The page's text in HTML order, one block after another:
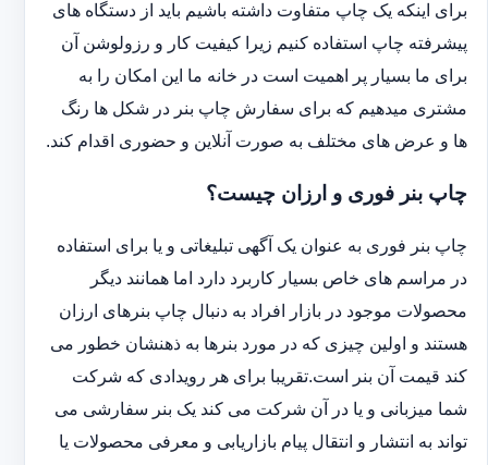
برای اینکه یک چاپ متفاوت داشته باشیم باید از دستگاه های
پیشرفته چاپ استفاده کنیم زیرا کیفیت کار و رزولوشن آن
برای ما بسیار پر اهمیت است در خانه ما این امکان را به
مشتری میدهیم که برای سفارش چاپ بنر در شکل ها رنگ
ها و عرض های مختلف به صورت آنلاین و حضوری اقدام کند.
چاپ بنر فوری و ارزان چیست؟
چاپ بنر فوری به عنوان یک آگهی تبلیغاتی و یا برای استفاده
در مراسم های خاص بسیار کاربرد دارد اما همانند دیگر
محصولات موجود در بازار افراد به دنبال چاپ بنرهای ارزان
هستند و اولین چیزی که در مورد بنرها به ذهنشان خطور می
کند قیمت آن بنر است.تقریبا برای هر رویدادی که شرکت
شما میزبانی و یا در آن شرکت می کند یک بنر سفارشی می
تواند به انتشار و انتقال پیام بازاریابی و معرفی محصولات یا